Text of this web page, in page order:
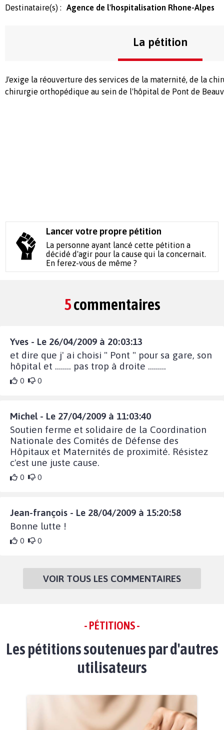
Destinataire(s) :
Agence de l'hospitalisation Rhone-Alpes
La pétition
J'exige la réouverture des services de la maternité, de la
chirurgie orthopédique au sein de l'hôpital de Pont de
Lancer votre propre pétition
La personne ayant lancé cette pétition a
décidé d'agir pour la cause qui la concernait.
En ferez-vous de même ?
5commentaires
Yves - Le 26/04/2009 à 20:03:13
et dire que j' ai choisi " Pont " pour sa gare, son
hôpital et ........ pas trop à droite .........
0 0
Michel - Le 27/04/2009 à 11:03:40
Soutien ferme et solidaire de la Coordination
Nationale des Comités de Défense des
Hôpitaux et Maternités de proximité. Résistez
c'est une juste cause.
0 0
Jean-françois - Le 28/04/2009 à 15:20:58
Bonne lutte !
0 0
VOIR TOUS LES COMMENTAIRES
- PÉTITIONS -
Les pétitions soutenues par d'autres
utilisateurs